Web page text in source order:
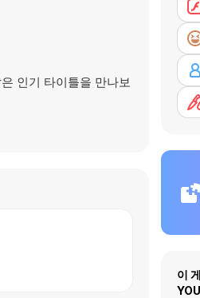
인기 타이틀을 만나보
이